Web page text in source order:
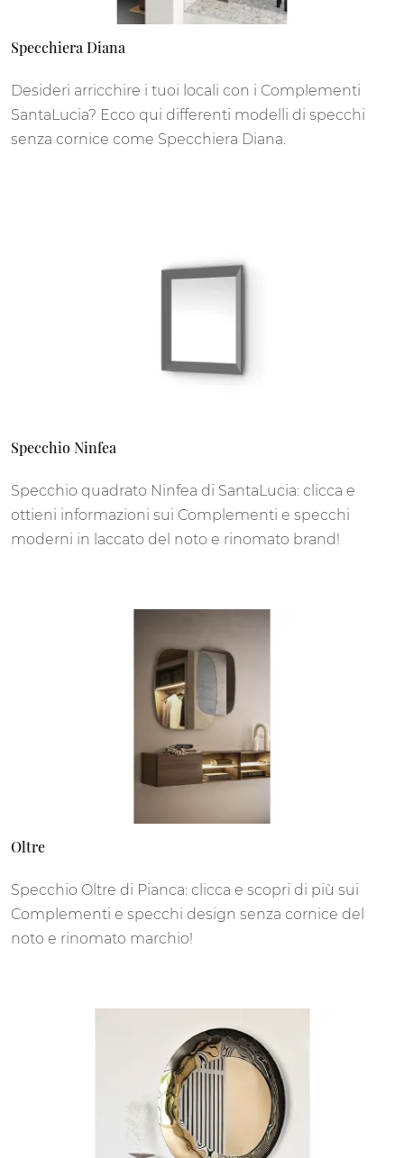
Specchiera Diana
Desideri arricchire i tuoi locali con i Complementi
SantaLucia? Ecco qui differenti modelli di specchi
senza cornice come Specchiera Diana.
Specchio Ninfea
Specchio quadrato Ninfea di SantaLucia: clicca e
ottieni informazioni sui Complementi e specchi
moderni in laccato del noto e rinomato brand!
Oltre
Specchio Oltre di Pianca: clicca e scopri di più sui
Complementi e specchi design senza cornice del
noto e rinomato marchio!